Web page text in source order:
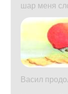
шар меня
Васил